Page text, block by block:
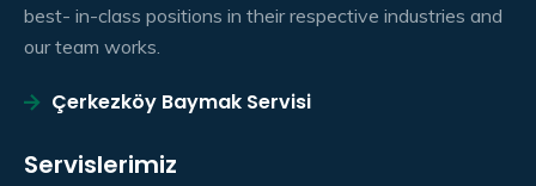
best- in-class positions in their respective industries and
our team works.
Çerkezköy Baymak Servisi
Servislerimiz